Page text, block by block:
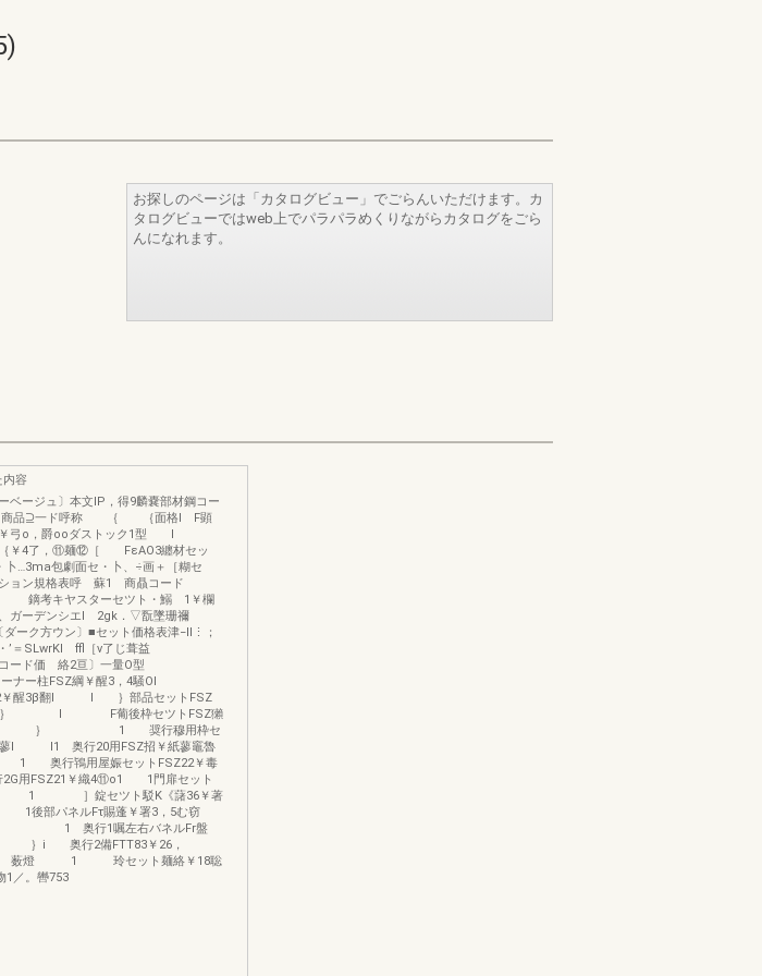
お探しのページは「カタログビュー」でごらんいただけます。カ
タログビューではweb上でパラパラめくりながらカタログをごら
んになれます。
内容
ベージュ〕本文IP，得9麟嚢部材鋼コー
⊇一ド呼称 ｛ ｛面格l F顕
弓o，爵ooダストック1型 I
｛￥4了，⑪麺⑫［ FεAO3纏材セッ
…3ma包劇面セ・卜、÷画＋［糊セ
ョン規格表呼 蘇1 商贔コード
ヤスターセツト・鰯 1￥欄
ガーデンシエl 2gk．▽翫墜珊禰
ーク方ウン〕■セット価格表津−II⋮；
”・’＝SLwrKl ffl［v了じ葺益
ード価 絡2亘〕一量O型
柱FSZ綱￥醒3，4騒Ol
￥醒3β翻l l ｝部品セットFSZ
l F葡後枠セツトFSZ獺
「 ｝ 1 奨行穆用枠セ
蓼l l1 奥行20用FSZ招￥紙蓼竈魯
用屋娠セットFSZ22￥毒
FSZ21￥織4⑪o1 1門扉セット
1 ］錠セツト駁K《藷36￥著
ネルFτ賜蓬￥署3，5む窃
1嘱左右バネルFr盤
i 奥行2備FTT83￥26，
1 玲セット麺絡￥18聡
／。轡753